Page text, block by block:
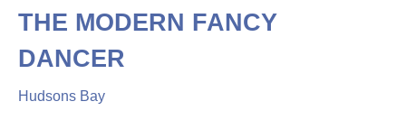
THE MODERN FANCY
DANCER
Hudsons Bay